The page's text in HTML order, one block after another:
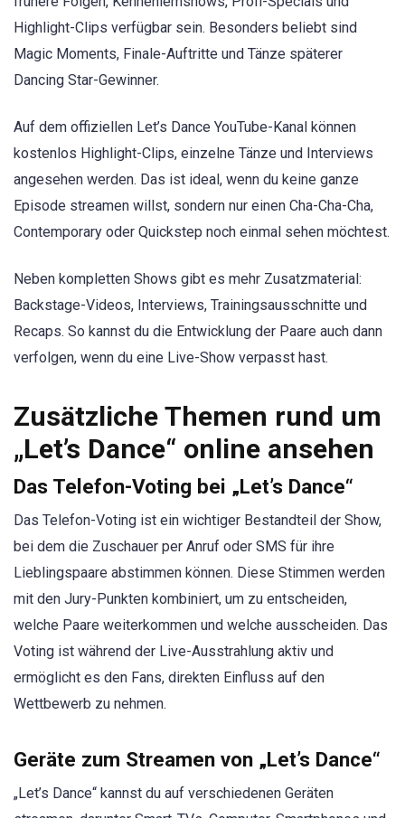
Highlight-Clips verfügbar sein. Besonders beliebt sind
Magic Moments, Finale-Auftritte und Tänze späterer
Dancing Star-Gewinner.
Auf dem offiziellen Let’s Dance YouTube-Kanal können
kostenlos Highlight-Clips, einzelne Tänze und Interviews
angesehen werden. Das ist ideal, wenn du keine ganze
Episode streamen willst, sondern nur einen Cha-Cha-Cha,
Contemporary oder Quickstep noch einmal sehen möchtest.
Neben kompletten Shows gibt es mehr Zusatzmaterial:
Backstage-Videos, Interviews, Trainingsausschnitte und
Recaps. So kannst du die Entwicklung der Paare auch dann
verfolgen, wenn du eine Live-Show verpasst hast.
Zusätzliche Themen rund um
„Let’s Dance“ online ansehen
Das Telefon-Voting bei „Let’s Dance“
Das Telefon-Voting ist ein wichtiger Bestandteil der Show,
bei dem die Zuschauer per Anruf oder SMS für ihre
Lieblingspaare abstimmen können. Diese Stimmen werden
mit den Jury-Punkten kombiniert, um zu entscheiden,
welche Paare weiterkommen und welche ausscheiden. Das
Voting ist während der Live-Ausstrahlung aktiv und
ermöglicht es den Fans, direkten Einfluss auf den
Wettbewerb zu nehmen.
Geräte zum Streamen von „Let’s Dance“
„Let’s Dance“ kannst du auf verschiedenen Geräten